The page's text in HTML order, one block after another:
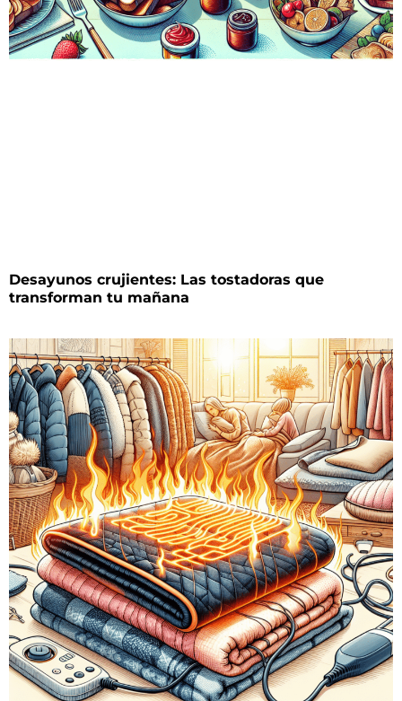
Desayunos crujientes: Las tostadoras que
transforman tu mañana